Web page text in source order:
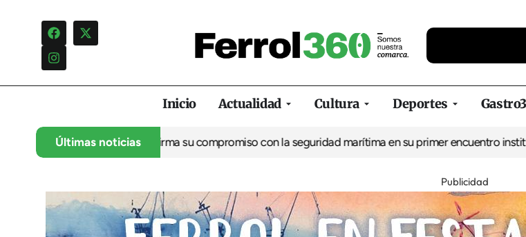
Inicio Actualidad Cultura Deportes
Últimas noticias
de Ferrol reafirma su compromiso con la seguridad marítima en su primer encuentro institucional‘La
Publicidad